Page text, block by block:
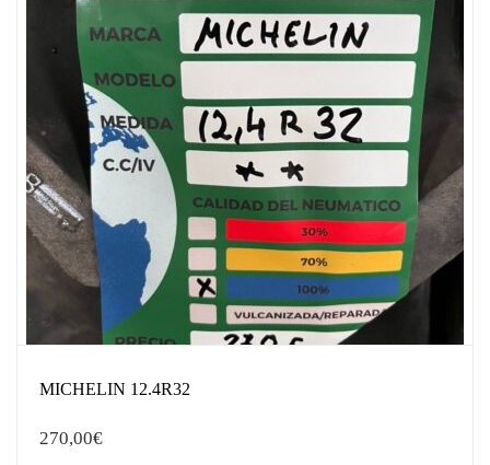
MICHELIN 12.4R32
270,00€